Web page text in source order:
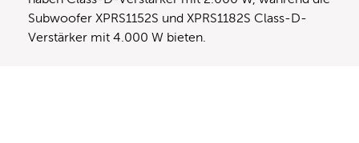
Subwoofer XPRS1152S und XPRS1182S Class-D-
Verstärker mit 4.000 W bieten.